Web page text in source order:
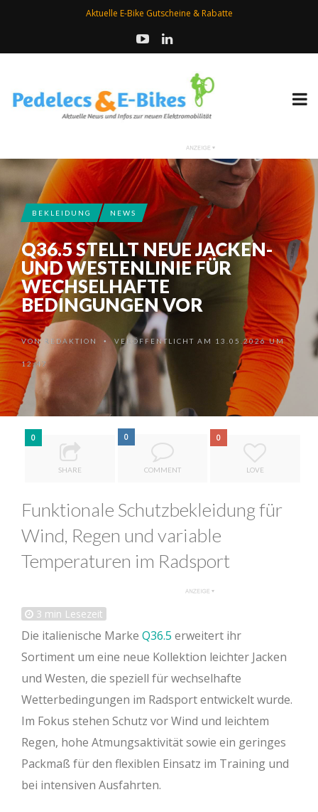
Aktuelle E-Bike Gutscheine & Rabatte
BEKLEIDUNG NEWS
Q36.5 STELLT NEUE JACKEN-
UND WESTENLINIE FÜR
WECHSELHAFTE
BEDINGUNGEN VOR
VON REDAKTION •VERÖFFENTLICHT AM 13.05.2026 UM
12:47
0
SHARE
0
COMMENT
0
LOVE
Funktionale Schutzbekleidung für
Wind, Regen und variable
Temperaturen im Radsport
3 min Lesezeit
Die italienische Marke Q36.5 erweitert ihr
Sortiment um eine neue Kollektion leichter Jacken
und Westen, die speziell für wechselhafte
Wetterbedingungen im Radsport entwickelt wurde.
Im Fokus stehen Schutz vor Wind und leichtem
Regen, hohe Atmungsaktivität sowie ein geringes
Packmaß für den flexiblen Einsatz im Training und
bei intensiven Ausfahrten.